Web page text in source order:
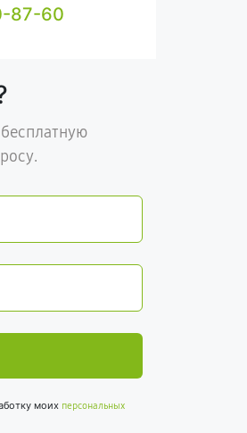
87-60
моих персональных